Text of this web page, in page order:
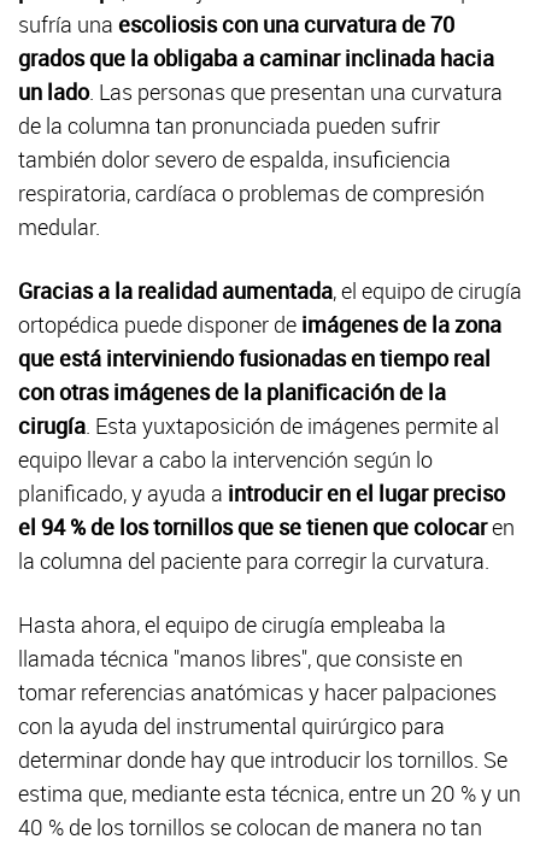
sufría una escoliosis con una curvatura de 70
grados que la obligaba a caminar inclinada hacia
un lado. Las personas que presentan una curvatura
de la columna tan pronunciada pueden sufrir
también dolor severo de espalda, insuficiencia
respiratoria, cardíaca o problemas de compresión
medular.
Gracias a la realidad aumentada, el equipo de cirugía
ortopédica puede disponer de imágenes de la zona
que está interviniendo fusionadas en tiempo real
con otras imágenes de la planificación de la
cirugía. Esta yuxtaposición de imágenes permite al
equipo llevar a cabo la intervención según lo
planificado, y ayuda a introducir en el lugar preciso
el 94 % de los tornillos que se tienen que colocaren
la columna del paciente para corregir la curvatura.
Hasta ahora, el equipo de cirugía empleaba la
llamada técnica "manos libres", que consiste en
tomar referencias anatómicas y hacer palpaciones
con la ayuda del instrumental quirúrgico para
determinar donde hay que introducir los tornillos. Se
estima que, mediante esta técnica, entre un 20 % y un
40 % de los tornillos se colocan de manera no tan